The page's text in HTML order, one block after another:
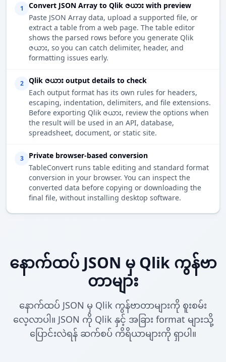
1
Convert JSON Array to Qlik ဇယား with preview
Paste JSON Array data, upload a supported file, or
extract a table from a web page. The table editor
shows the parsed rows before you generate Qlik
ဇယား, so you can catch delimiter, header, and
formatting issues early.
2
Qlik ဇယား output details to check
Each output format has its own rules for headers,
escaping, indentation, delimiters, and file extensions.
Before exporting Qlik ဇယား, review the options when
the result will be used in an API, database,
spreadsheet, document, or static site.
3
Private browser-based conversion
TableConvert runs table editing and standard format
conversion in your browser. You can inspect the
converted data before copying or downloading the
final file, without installing desktop software.
နောက်ထပ် JSON မှ Qlik ကွန်ဗာ
တာများ
နောက်ထပ် JSON မှ Qlik ကွန်ဗာတာများကို စူးစမ်း
လေ့လာပါ။ JSON ကို Qlik နှင့် အခြား format များသို့
ပြောင်းလဲရန် ဆက်စပ် ကိရိယာများကို ရှာပါ။